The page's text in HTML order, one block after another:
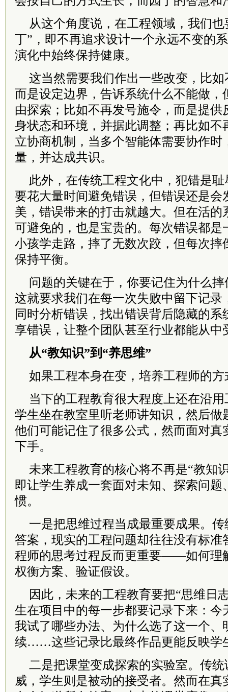
从这个角度说，在工程领域，我们也
丁”，即不再追求设计一个永远不变的
演化中始终保持健康。
这当然需要我们作出一些改变，比
而是设定边界，告诉系统什么不能做，
由探索；比如不再发号施令，而是提供
身状态和环境，并据此调整；再比如不
立协商机制，当多个智能体需要协作时
量，并达成共识。
此外，在传统工程文化中，犯错是
要花大量时间避免错误，但错误还是会
美，错误带来的打击就越大。但在活的
可避免的，也是宝贵的。每次错误都是
小孩学走路，摔了无数次跤，但每次摔
保持平衡。
问题的关键在于，你要记住为什么
这就要求我们在每一次失败中留下记录
同时分析错误，找出错误背后隐藏的系
享错误，让整个团队甚至行业都能从中
从“教知识”到“养思维”
如果工程本身在变，培养工程师的
当下的工程教育很大程度上还在沿
学生坐在教室里听老师讲知识，然后做
他们可能记住了很多公式，然而面对真
下手。
未来工程教育的核心将不再是“教知
即让学生养成一套面对未知、探索问题
惯。
一是把思维过程当成最重要成果。
答案，现实的工程问题却往往没有标准
程师的思考过程反而更重要——如何理
权衡方案、验证假设。
因此，未来的工程教育要把“思维日
生在项目中的每一步都要记录下来：今
我试了哪些办法、为什么选了这一个、
续……这些记录比最终作品更能反映学
二是把课堂变成探索的实验室。传
威，学生则是被动的接受者。然而在真